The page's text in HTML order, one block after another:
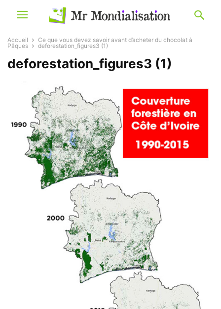
Accueil
Ce que vous devez savoir avant d’acheter du chocolat à
Pâques
deforestation_figures3 (1)
deforestation_figures3 (1)